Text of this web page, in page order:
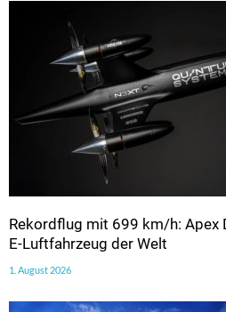
Rekordflug mit 699 km/h: Apex
E-Luftfahrzeug der Welt
1. August 2026